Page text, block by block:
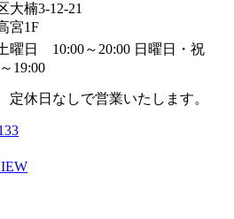
大楠3-12-21
宮1F
曜日 10:00～20:00 日曜日・祝
19:00
定休日なしで営業いたします。